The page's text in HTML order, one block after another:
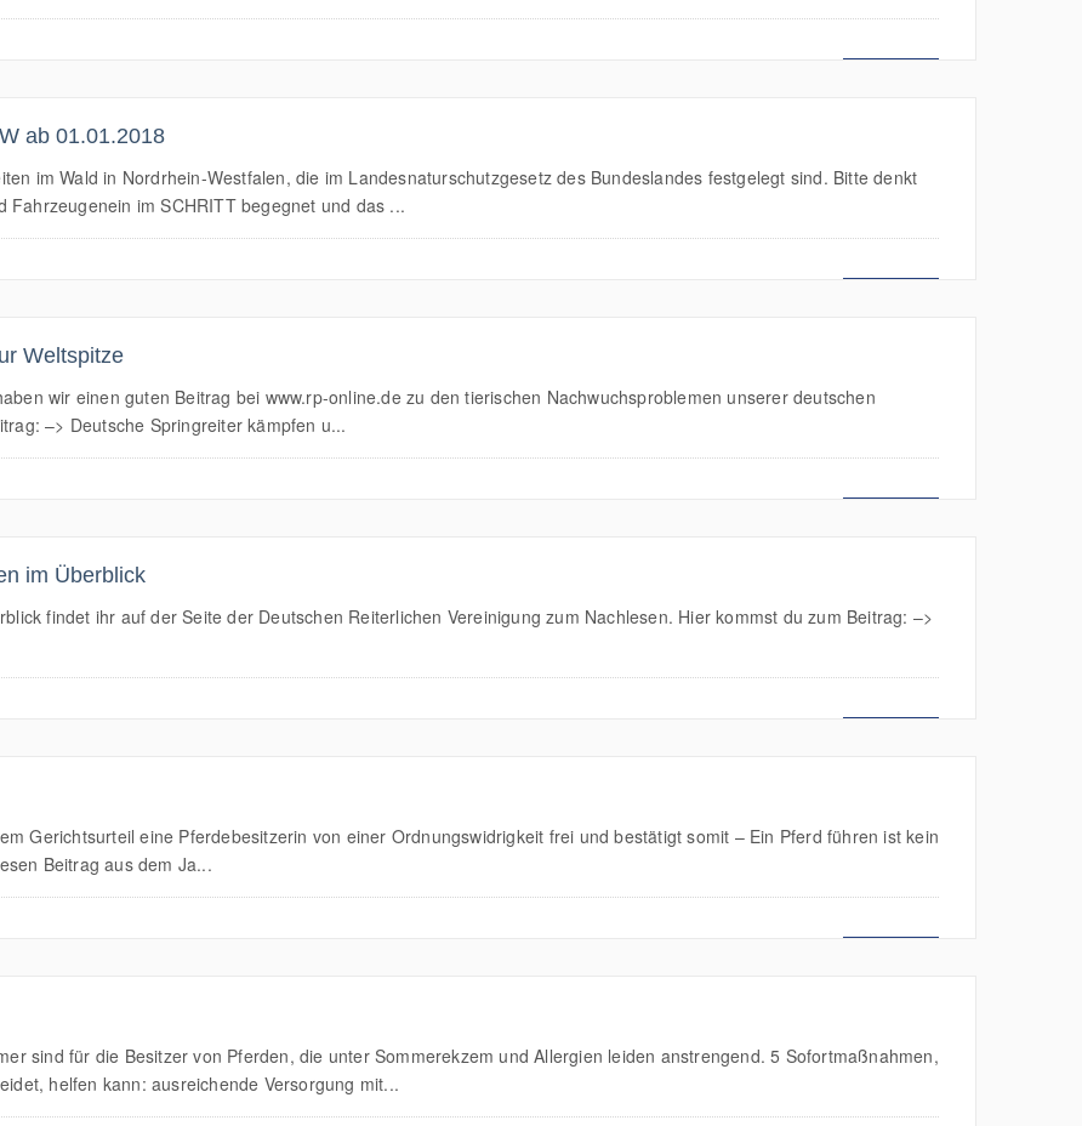
ab 01.01.2018
im Wald in Nordrhein-Westfalen, die im Landesnaturschutzgesetz des Bundeslandes festgelegt sind. Bitte denkt
im SCHRITT begegnet und das ...
Weltspitze
wir einen guten Beitrag bei www.rp-online.de zu den tierischen Nachwuchsproblemen unserer deutschen
–> Deutsche Springreiter kämpfen u...
im Überblick
findet ihr auf der Seite der Deutschen Reiterlichen Vereinigung zum Nachlesen. Hier kommst du zum Beitrag: –>
Gerichtsurteil eine Pferdebesitzerin von einer Ordnungswidrigkeit frei und bestätigt somit – Ein Pferd führen ist kein
Beitrag aus dem Ja...
sind für die Besitzer von Pferden, die unter Sommerekzem und Allergien leiden anstrengend. 5 Sofortmaßnahmen,
helfen kann: ausreichende Versorgung mit...